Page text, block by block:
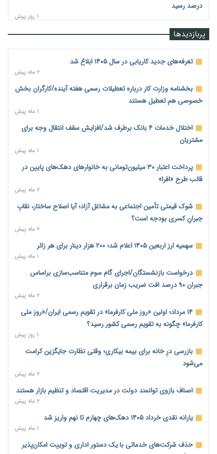
درصد رسید
۱ روز پیش
رشد ۷۵ هزار میلیاردی بازار خرید اعتباری؛ فین‌تک‌ها وارد میدان
آغاز اجرای پایلوت «ردا کارت» برای دانشجویان تحصیلات تکمیلی
۱ روز پیش
محدودیت تازه برای شبکه بانکی؛ افزایش سپرده قانونی با هدف
کنترل تورم
۱ روز پیش
ترمز تولید خودرو کشیده شد؛ افت ۲۵ درصدی تیراژ ایران‌خودرو،
سایپا و پارس‌خودرو
۱ روز پیش
بنگاه‌داری بانک‌ها؛ مانع بزرگ خانه‌دار شدن مستأجران
نماینده مجلس: توسعه مرزهای زمینی به راهبرد تأمین کالاهای
اساسی تبدیل شود
۱ روز پیش
خانه کارگر قزوین: شکاف دستمزد و هزینه معیشت هر روز عمیق‌تر
می‌شود
۱ روز پیش
رئیس سازمان امور مالیاتی: بلاگرهای پردرآمد مشمول پرداخت
مالیات هستند
۱ روز پیش
پیش‌بینی افزایش تولید برنج؛ نیاز وارداتی کشور به ۵۰۰ هزار تن
کاهش می‌یابد
۱ روز پیش
امضای تفاهم‌نامه تجاری ایران و پاکستان؛ هدف‌گذاری تجارت ۱۰
اختیارات جدید گمرکات برای تمدید ورود موقت کالا و خودرو تا
پایان شهریور ابلاغ شد
۱ روز پیش
پربازدیدها
تعرفه‌های جدید کاریابی در سال ۱۴۰۵ ابلاغ شد
۲ ماه پیش
بخشنامه وزارت کار درباره تعطیلات رسمی هفته آینده/کارگران بخش
خصوصی هم تعطیل هستند
۱ ماه پیش
اختلال خدمات ۴ بانک برطرف شد/افزایش سقف انتقال وجه برای
مشتریان
۱ ماه پیش
پرداخت اعتبار ۳۰ میلیون‌تومانی به خانوارهای دهک‌های پایین در
قالب طرح «افرا»
۲ ماه پیش
شوک قیمتی تأمین اجتماعی به مشاغل آزاد؛ آیا اصلاح ساختار، نقابِ
جبرانِ کسری بودجه است؟
۲ ماه پیش
سهمیه ارز اربعین ۱۴۰۵ اعلام شد؛ ۲۰۰ هزار دینار برای هر زائر
۱ ماه پیش
درخواست بازنشستگان/اجرای گام سوم متناسب‌سازی براساس
جبران ۹۰ درصد افت ضریب زمان برقراری
۲ ماه پیش
۱۴ مرداد؛ اولین «روز ملی کارفرما» در تقویم رسمی ایران/«روز ملی
کارفرما» چگونه به تقویم رسمی کشور رسید؟
۱ روز پیش
بازرسی درِ خانه برای بیمه بیکاری؛ وقتی نظارت جایگزین کرامت
می‌شود
۲ ماه پیش
اصناف بازوی توانمند دولت در مدیریت اقتصاد و تنظیم بازار هستند
۲ ماه پیش
یارانه نقدی خرداد ۱۴۰۵ دهک‌های چهارم تا نهم واریز شد
۱ ماه پیش
حذف شرکت‌های خدماتی با یک دستور اداری و توییت امکان‌پذیر